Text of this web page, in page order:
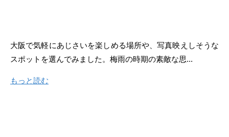
大阪で気軽にあじさいを楽しめる場所や、写真映えしそうな
スポットを選んでみました。梅雨の時期の素敵な思...
もっと読む